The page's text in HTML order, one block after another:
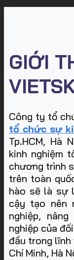
GIỚI
Công ty tổ
tổ chức sự
Tp.HCM, Hà
kinh nghiệm
chương trình
trên toàn
hào sẽ là sự
cậy tạo nên
nghiệp,
nghiệp của
đầu trong lĩnh
Chí Minh, Hà